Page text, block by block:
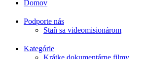
Domov
Podporte nás
Staň sa videomisionárom
Kategórie
Krátke dokumentárne filmy